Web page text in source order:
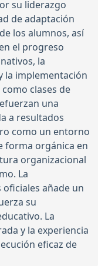
su liderazgo
de adaptación
los alumnos, así
el progreso
la
la implementación
clases de
una
a resultados
como un entorno
forma orgánica en
organizacional
La
añade un
su
La
y la experiencia
eficaz de